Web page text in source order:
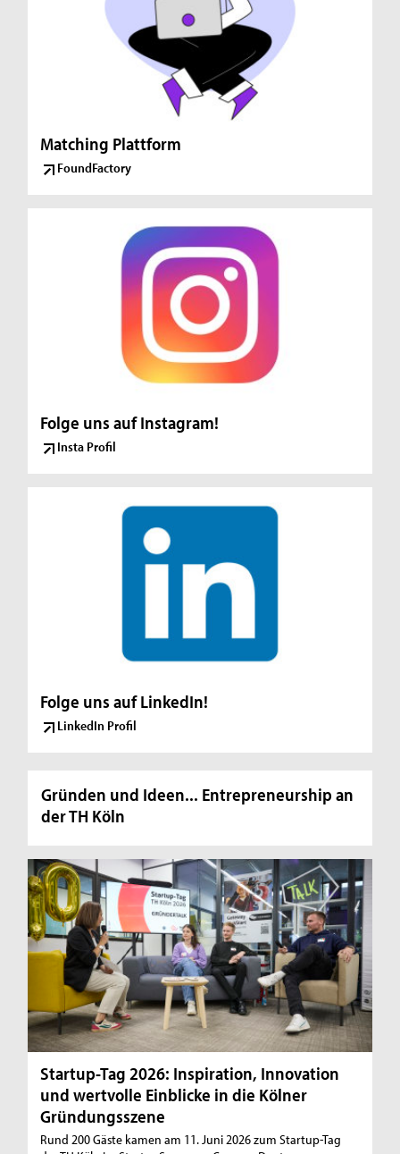
Matching Plattform
FoundFactory
Folge uns auf Instagram!
Insta Profil
Folge uns auf LinkedIn!
LinkedIn Profil
Gründen und Ideen... Entrepreneurship an
der TH Köln
Startup-Tag 2026: Inspiration, Innovation
und wertvolle Einblicke in die Kölner
Gründungsszene
Rund 200 Gäste kamen am 11. Juni 2026 zum Startup-Tag